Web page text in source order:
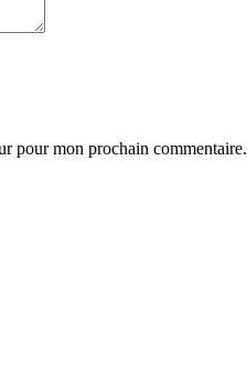
pour mon prochain commentaire.